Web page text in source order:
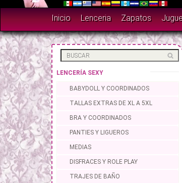
Inicio Lenceria Zapatos
LENCERÍA SEXY
BABYDOLL Y COORDINADOS
TALLAS EXTRAS DE XL A 5XL
BRA Y COORDINADOS
PANTIES Y LIGUEROS
MEDIAS
DISFRACES Y ROLE PLAY
TRAJES DE BAÑO